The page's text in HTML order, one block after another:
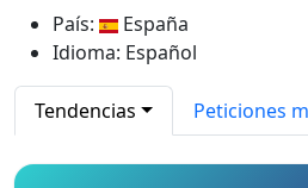
País:
España
Idioma: Español
Tendencias Peticiones